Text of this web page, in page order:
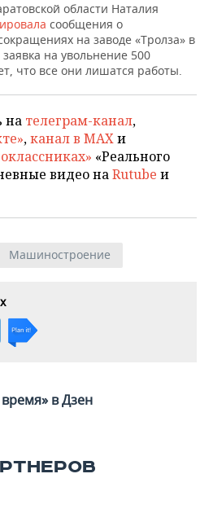
области Наталия
сообщения о
на заводе «Тролза» в
на увольнение 500
что все они лишатся работы.
на телеграм-канал,
,канал в MAXи
«Реального
видео наRutube и
Машиностроение
в Дзен